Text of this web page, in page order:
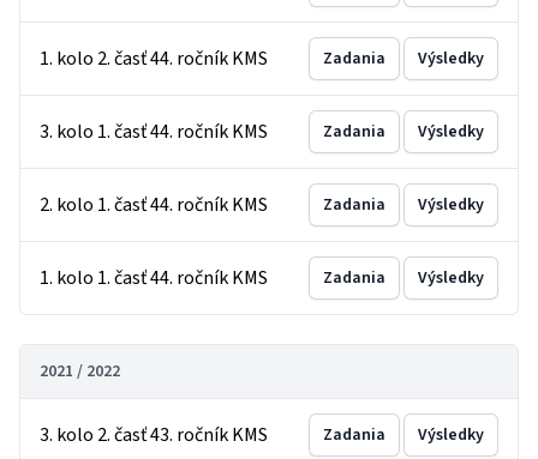
1. kolo 2. časť 44. ročník KMS Zadania Výsledky
3. kolo 1. časť 44. ročník KMS Zadania Výsledky
2. kolo 1. časť 44. ročník KMS Zadania Výsledky
1. kolo 1. časť 44. ročník KMS Zadania Výsledky
2021 / 2022
3. kolo 2. časť 43. ročník KMS Zadania Výsledky